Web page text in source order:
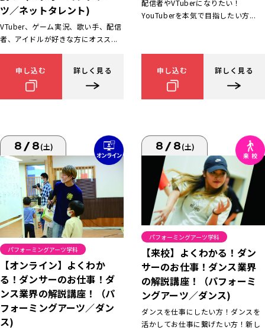
ツ／ネットタレント)
VTuber、ゲーム実況、歌い手、配信
者、アイドルが好きな方にオスス...
申し込む 詳しく見る
配信者やVTuberになりたい！
YouTuberを本気で目指したい方...
申し込む 詳しく見る
8/8(土)
パフォーミングアーツ学科
【オンライン】よくわか
る！ダンサーのお仕事！ダ
ンス業界の解説講座！（パ
フォーミングアーツ／ダン
ス)
8/8(土)
パフォーミングアーツ学科
【来校】よくわかる！ダン
サーのお仕事！ダンス業界
の解説講座！（パフォーミ
ングアーツ／ダンス)
ダンスを仕事にしたい方！ダンスを
活かしてお仕事に繋げたい方！新し